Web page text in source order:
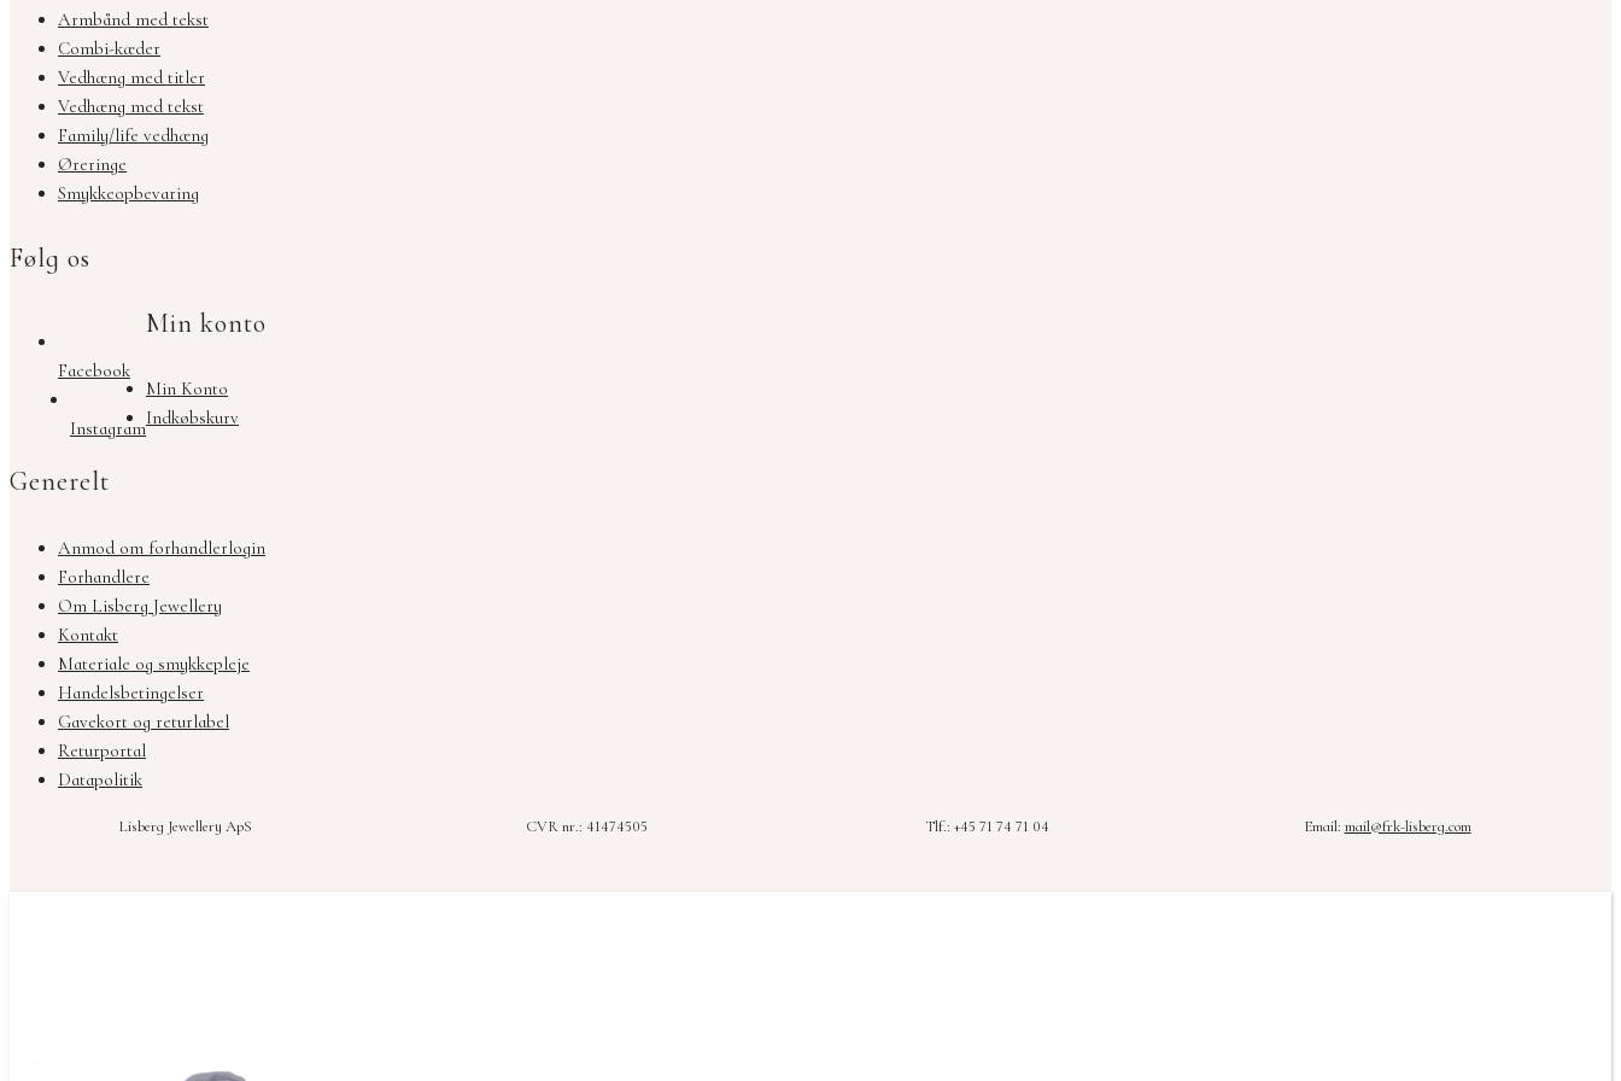
Armbånd med tekst
Combi-kæder
Vedhæng med titler
Vedhæng med tekst
Family/life vedhæng
Øreringe
Smykkeopbevaring
Følg os
Facebook
Instagram
Min konto
Min Konto
Indkøbskurv
Generelt
Anmod om forhandlerlogin
Forhandlere
Om Lisberg Jewellery
Kontakt
Materiale og smykkepleje
Handelsbetingelser
Gavekort og returlabel
Returportal
Datapolitik
Lisberg Jewellery ApS CVR nr.: 41474505 Tlf.: +45 71 74 71 04 Email: mail@frk-lisberg.com